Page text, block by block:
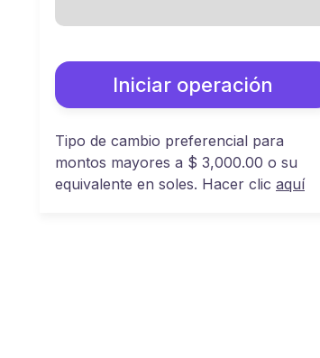
Iniciar operación
Tipo de cambio preferencial para
montos mayores a $ 3,000.00 o su
equivalente en soles. Hacer clic aquí